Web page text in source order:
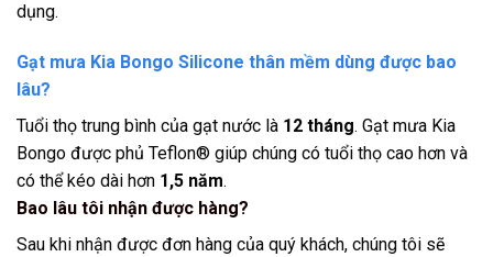
dụng.
Gạt mưa Kia Bongo Silicone thân mềm dùng được bao
lâu?
Tuổi thọ trung bình của gạt nước là 12 tháng. Gạt mưa Kia
Bongo được phủ Teflon® giúp chúng có tuổi thọ cao hơn và
có thể kéo dài hơn 1,5 năm.
Bao lâu tôi nhận được hàng?
Sau khi nhận được đơn hàng của quý khách, chúng tôi sẽ